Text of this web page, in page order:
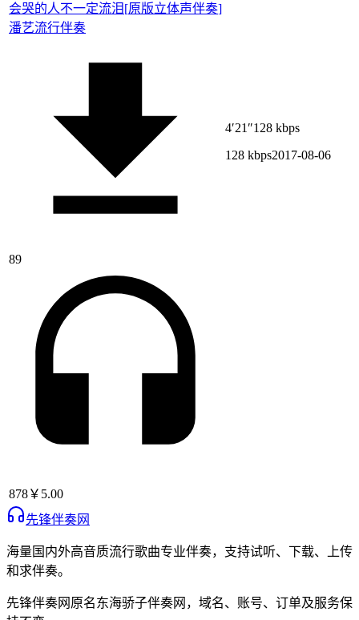
会哭的人不一定流泪[原版立体声伴奏]
潘艺流行伴奏
89
878￥5.00
4′21″128 kbps
128 kbps2017-08-06
先锋伴奏网
海量国内外高音质流行歌曲专业伴奏，支持试听、下载、上传
和求伴奏。
先锋伴奏网 原名东海骄子伴奏网 ，域名、账号、订单及服务保